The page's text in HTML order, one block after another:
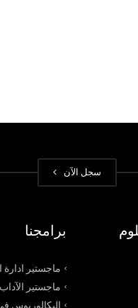
سجل الآن
برامجنا
ماجستير ادارة
ماجستير
البكالوريوس